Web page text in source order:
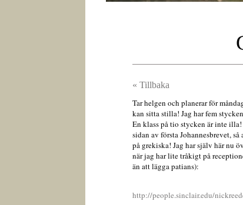
« Tillbaka
Tar helgen och planerar för
kan sitta stilla! Jag har fem
En klass på tio stycken är inte
sidan av första Johannesbrevet,
på grekiska! Jag har själv här nu
när jag har lite tråkigt på
än att lägga patians):
http://people.sinclair.edu/